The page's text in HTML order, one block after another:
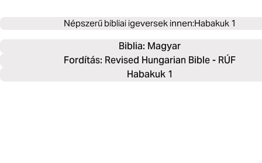
Népszerű bibliai igeversek innen:Habakuk 1
Biblia: Magyar
Fordítás: Revised Hungarian Bible - RÚF
Habakuk 1